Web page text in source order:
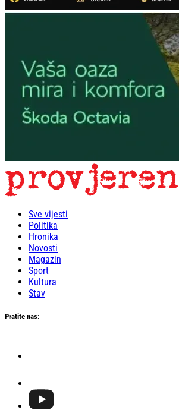
Sve vijesti
Politika
Hronika
Novosti
Magazin
Sport
Kultura
Stav
Pratite nas: